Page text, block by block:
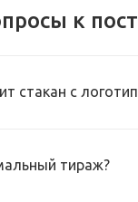
к
стакан с
тираж?